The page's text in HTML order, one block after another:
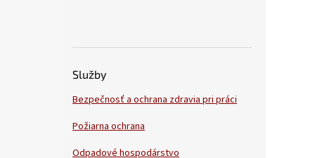
Služby
Bezpečnosť a ochrana zdravia pri práci
Požiarna ochrana
Odpadové hospodárstvo